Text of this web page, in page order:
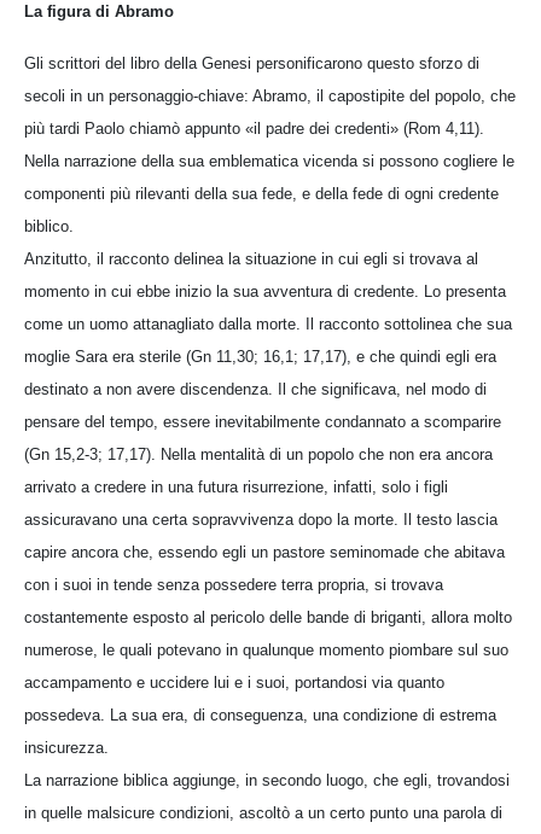
La figura di Abramo
Gli scrittori del libro della Genesi personificarono questo sforzo di
secoli in un personaggio-chiave: Abramo, il capostipite del popolo, che
più tardi Paolo chiamò appunto «il padre dei credenti» (Rom 4,11).
Nella narrazione della sua emblematica vicenda si possono cogliere le
componenti più rilevanti della sua fede, e della fede di ogni credente
biblico.
Anzitutto, il racconto delinea la situazione in cui egli si trovava al
momento in cui ebbe inizio la sua avventura di credente. Lo presenta
come un uomo attanagliato dalla morte. Il racconto sottolinea che sua
moglie Sara era sterile (Gn 11,30; 16,1; 17,17), e che quindi egli era
destinato a non avere discendenza. Il che significava, nel modo di
pensare del tempo, essere inevitabilmente condannato a scomparire
(Gn 15,2-3; 17,17). Nella mentalità di un popolo che non era ancora
arrivato a credere in una futura risurrezione, infatti, solo i figli
assicuravano una certa sopravvivenza dopo la morte. Il testo lascia
capire ancora che, essendo egli un pastore seminomade che abitava
con i suoi in tende senza possedere terra propria, si trovava
costantemente esposto al pericolo delle bande di briganti, allora molto
numerose, le quali potevano in qualunque momento piombare sul suo
accampamento e uccidere lui e i suoi, portandosi via quanto
possedeva. La sua era, di conseguenza, una condizione di estrema
insicurezza.
La narrazione biblica aggiunge, in secondo luogo, che egli, trovandosi
in quelle malsicure condizioni, ascoltò a un certo punto una parola di